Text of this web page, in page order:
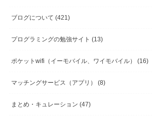
ブログについて (421)
プログラミングの勉強サイト (13)
ポケットwifi（イーモバイル、ワイモバイル） (16)
マッチングサービス（アプリ） (8)
まとめ・キュレーション (47)